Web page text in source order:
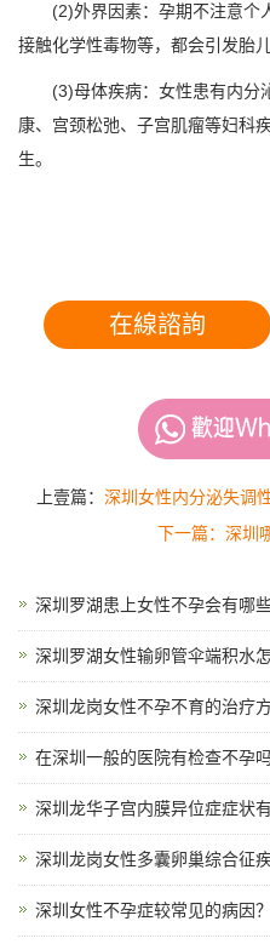
(2)外界因素：孕期不注意个人
接触化学性毒物等，都会引发胎儿
(3)母体疾病：女性患有内分
康、宫颈松弛、子宫肌瘤等妇科
生。
在線諮詢
上壹篇： 深圳女性内分泌失调
下一篇：深圳
深圳罗湖患上女性不孕会有哪些
深圳罗湖女性输卵管伞端积水
深圳龙岗女性不孕不育的治疗
在深圳一般的医院有检查不孕吗
深圳龙华子宫内膜异位症症状
深圳龙岗女性多囊卵巢综合征
深圳女性不孕症较常见的病因？